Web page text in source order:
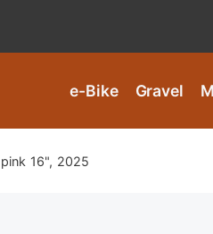
e-Bike Gravel
pink 16", 2025